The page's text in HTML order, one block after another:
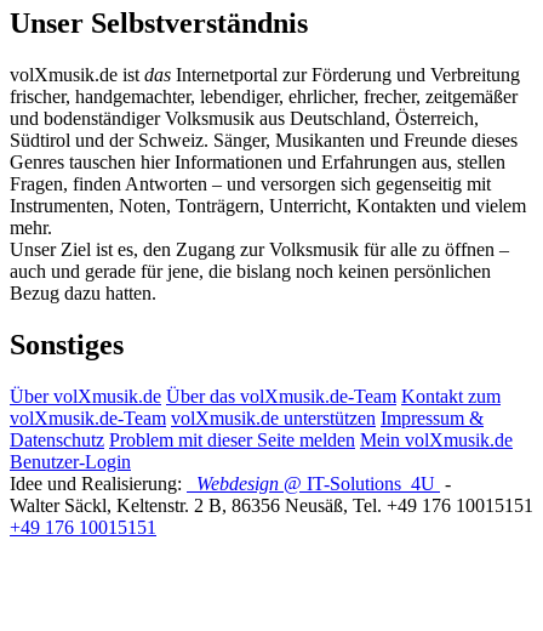
Unser Selbstverständnis
volXmusik.de ist das Internetportal zur Förderung und Verbreitung
frischer, handgemachter, lebendiger, ehrlicher, frecher, zeitgemäßer
und bodenständiger Volksmusik aus Deutschland, Österreich,
Südtirol und der Schweiz. Sänger, Musikanten und Freunde dieses
Genres tauschen hier Informationen und Erfahrungen aus, stellen
Fragen, finden Antworten – und versorgen sich gegenseitig mit
Instrumenten, Noten, Tonträgern, Unterricht, Kontakten und vielem
mehr.
Unser Ziel ist es, den Zugang zur Volksmusik für alle zu öffnen –
auch und gerade für jene, die bislang noch keinen persönlichen
Bezug dazu hatten.
Sonstiges
Über volXmusik.de Über das volXmusik.de-Team Kontakt zum
volXmusik.de-Team volXmusik.de unterstützen Impressum &
Datenschutz Problem mit dieser Seite melden Mein volXmusik.de
Benutzer-Login
Idee und Realisierung:
Webdesign @ IT-Solutions 4U -
Walter Säckl, Keltenstr. 2 B, 86356 Neusäß, Tel. +49 176 10015151
+49 176 10015151